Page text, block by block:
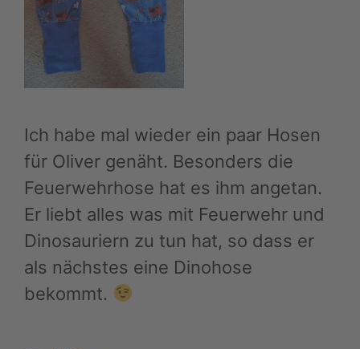
Ich habe mal wieder ein paar Hosen
für Oliver genäht. Besonders die
Feuerwehrhose hat es ihm angetan.
Er liebt alles was mit Feuerwehr und
Dinosauriern zu tun hat, so dass er
als nächstes eine Dinohose
bekommt.